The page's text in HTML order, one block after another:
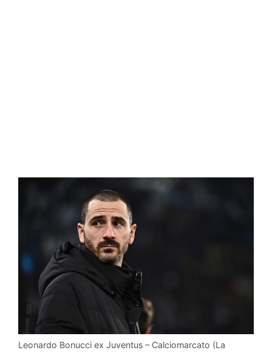
Leonardo Bonucci ex Juventus – Calciomarcato (La